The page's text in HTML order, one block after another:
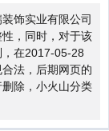
饰实业有限公司
，同时，对于该
在2017-05-28
法，后期网页的
除，小火山分类